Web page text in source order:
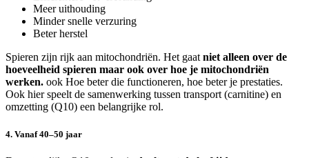
Meer uithouding
Minder snelle verzuring
Beter herstel
Spieren zijn rijk aan mitochondriën. Het gaat niet alleen over de
hoeveelheid spieren maar ook over hoe je mitochondriën
werken. ook Hoe beter die functioneren, hoe beter je prestaties.
Ook hier speelt de samenwerking tussen transport (carnitine) en
omzetting (Q10) een belangrijke rol.
4. Vanaf 40–50 jaar